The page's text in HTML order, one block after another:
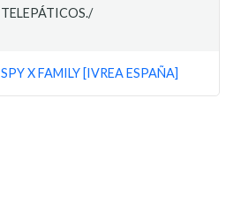
TELEPÁTICOS./
SPY X FAMILY [IVREA ESPAÑA]